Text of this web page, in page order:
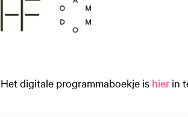
Het digitale programmaboekje is hier in